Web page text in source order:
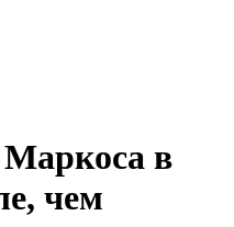
в
чем